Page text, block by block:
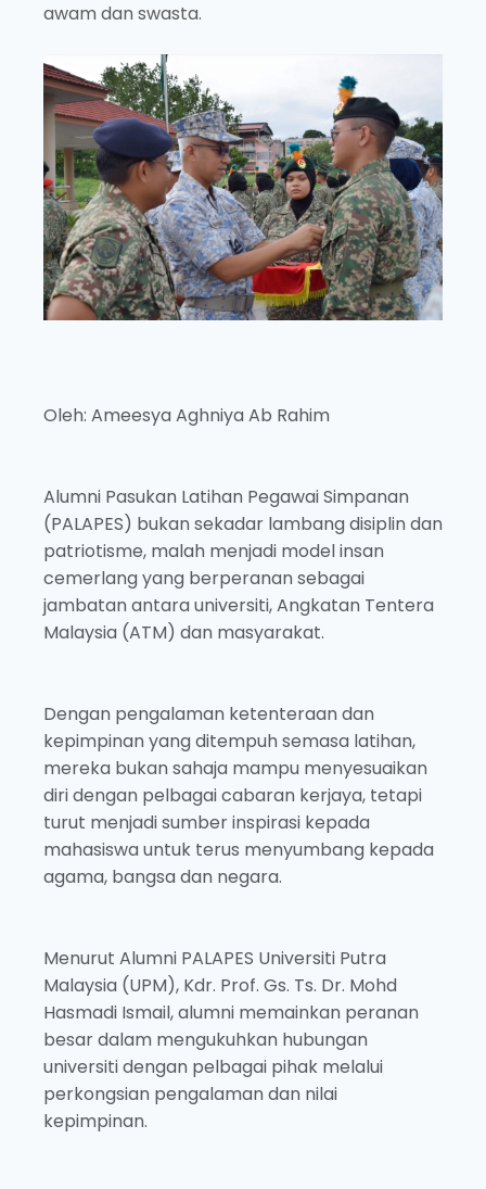
awam dan swasta.
Oleh: Ameesya Aghniya Ab Rahim
Alumni Pasukan Latihan Pegawai Simpanan
(PALAPES) bukan sekadar lambang disiplin dan
patriotisme, malah menjadi model insan
cemerlang yang berperanan sebagai
jambatan antara universiti, Angkatan Tentera
Malaysia (ATM) dan masyarakat.
Dengan pengalaman ketenteraan dan
kepimpinan yang ditempuh semasa latihan,
mereka bukan sahaja mampu menyesuaikan
diri dengan pelbagai cabaran kerjaya, tetapi
turut menjadi sumber inspirasi kepada
mahasiswa untuk terus menyumbang kepada
agama, bangsa dan negara.
Menurut Alumni PALAPES Universiti Putra
Malaysia (UPM), Kdr. Prof. Gs. Ts. Dr. Mohd
Hasmadi Ismail, alumni memainkan peranan
besar dalam mengukuhkan hubungan
universiti dengan pelbagai pihak melalui
perkongsian pengalaman dan nilai
kepimpinan.